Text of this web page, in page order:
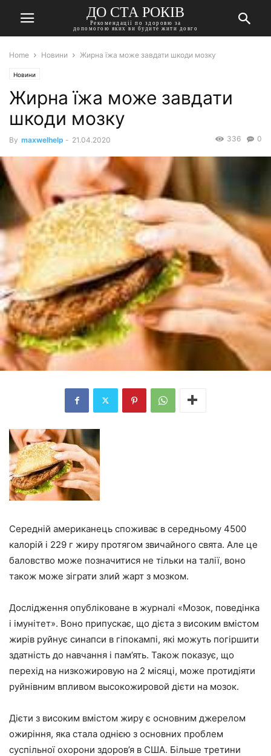
ДО СТА РОКІВ
Рекомендації по здоровю за
допомогою яких ви будите жити довго
Home Новини Жирна їжа може завдати шкоди мозку
Новини
Жирна їжа може завдати
шкоди мозку
By maxwelhelp - 21.04.2020 0
336
Середній американець споживає в середньому 4500
калорій і 229 г жиру протягом звичайного свята. Але це
баловство може позначитися не тільки на талії, воно
також може зіграти злий жарт з мозком.
Дослідження опубліковане в журналі «Мозок, поведінка
і імунітет». Воно припускає, що дієта з високим вмістом
жирів руйнує синапси в гіпокампі, які можуть погіршити
здатність до навчання і пам’ять. Також показує, що
перехід на низкожировую на 2 місяці, може протидіяти
руйнівним впливом высокожировой дієти на мозок.
Дієти з високим вмістом жиру є основним джерелом
ожиріння, яка стала однією з основних проблем
суспільної охорони здоров’я в США. Більше третини